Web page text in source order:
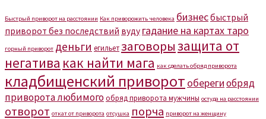
Быстрый приворот на расстоянии Как приворожить человека бизнесбыстрый
приворот без последствий вуду гадание на картах таро
горный приворот деньги егильетзаговорызащита от
негатива как найти мага как сделать обряд приворота
кладбищенский приворот оберегиобряд
приворота любимогообряд приворота мужчины остуда на расстоянии
отворот откат от приворота отсушка порча приворот на женщину